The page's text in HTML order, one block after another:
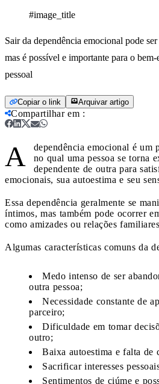
#image_title
Sair da dependência emocional pode
mas é possível e importante para o
pessoal
Copiar o link Arquivar artigo
Compartilhar em :
A
dependência emocional é um
no qual uma pessoa se torna
dependente de outra para
emocionais, sua autoestima e seu
Essa dependência geralmente se
íntimos, mas também pode ocorrer
como amizades ou relações
Algumas características comuns da
Medo intenso de ser
outra pessoa;
Necessidade constante de
parceiro;
Dificuldade em tomar
outro;
Baixa autoestima e falta de
Sacrificar interesses
Sentimentos de ciúme e